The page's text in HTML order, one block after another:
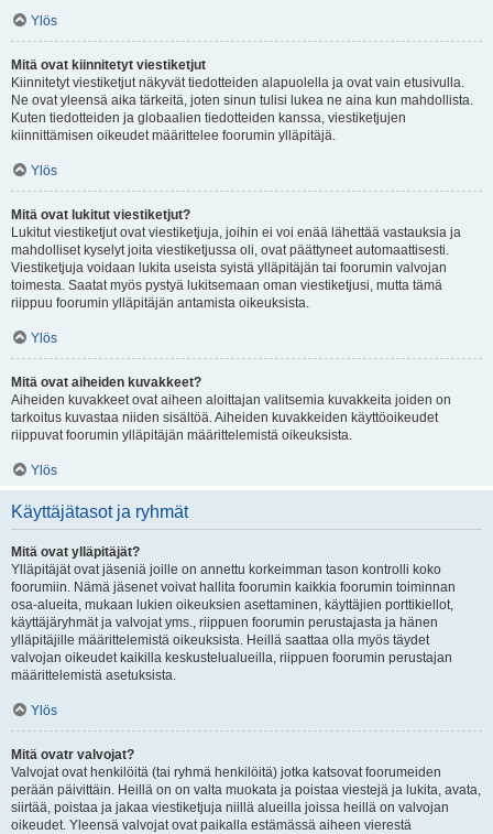
Ylös
Mitä ovat kiinnitetyt viestiketjut
Kiinnitetyt viestiketjut näkyvät tiedotteiden alapuolella ja ovat vain etusivulla.
Ne ovat yleensä aika tärkeitä, joten sinun tulisi lukea ne aina kun mahdollista.
Kuten tiedotteiden ja globaalien tiedotteiden kanssa, viestiketjujen
kiinnittämisen oikeudet määrittelee foorumin ylläpitäjä.
Ylös
Mitä ovat lukitut viestiketjut?
Lukitut viestiketjut ovat viestiketjuja, joihin ei voi enää lähettää vastauksia ja
mahdolliset kyselyt joita viestiketjussa oli, ovat päättyneet automaattisesti.
Viestiketjuja voidaan lukita useista syistä ylläpitäjän tai foorumin valvojan
toimesta. Saatat myös pystyä lukitsemaan oman viestiketjusi, mutta tämä
riippuu foorumin ylläpitäjän antamista oikeuksista.
Ylös
Mitä ovat aiheiden kuvakkeet?
Aiheiden kuvakkeet ovat aiheen aloittajan valitsemia kuvakkeita joiden on
tarkoitus kuvastaa niiden sisältöä. Aiheiden kuvakkeiden käyttöoikeudet
riippuvat foorumin ylläpitäjän määrittelemistä oikeuksista.
Ylös
Käyttäjätasot ja ryhmät
Mitä ovat ylläpitäjät?
Ylläpitäjät ovat jäseniä joille on annettu korkeimman tason kontrolli koko
foorumiin. Nämä jäsenet voivat hallita foorumin kaikkia foorumin toiminnan
osa-alueita, mukaan lukien oikeuksien asettaminen, käyttäjien porttikiellot,
käyttäjäryhmät ja valvojat yms., riippuen foorumin perustajasta ja hänen
ylläpitäjille määrittelemistä oikeuksista. Heillä saattaa olla myös täydet
valvojan oikeudet kaikilla keskustelualueilla, riippuen foorumin perustajan
määrittelemistä asetuksista.
Ylös
Mitä ovatr valvojat?
Valvojat ovat henkilöitä (tai ryhmä henkilöitä) jotka katsovat foorumeiden
perään päivittäin. Heillä on on valta muokata ja poistaa viestejä ja lukita, avata,
siirtää, poistaa ja jakaa viestiketjuja niillä alueilla joissa heillä on valvojan
oikeudet. Yleensä valvojat ovat paikalla estämässä aiheen vierestä